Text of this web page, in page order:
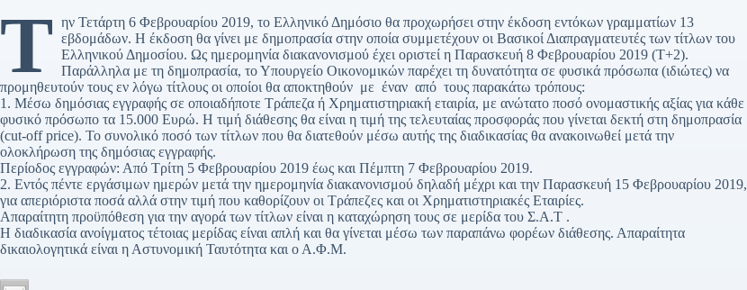
Τ ην Τετάρτη 6 Φεβρουαρίου 2019, το Ελληνικό Δημόσιο θα προχωρήσει στην έκδοση εντόκων γραμματίων 13
εβδομάδων. Η έκδοση θα γίνει με δημοπρασία στην οποία συμμετέχουν οι Βασικοί Διαπραγματευτές των τίτλων του
Ελληνικού Δημοσίου. Ως ημερομηνία διακανονισμού έχει οριστεί η Παρασκευή 8 Φεβρουαρίου 2019 (Τ+2).
Παράλληλα με τη δημοπρασία, το Υπουργείο Οικονομικών παρέχει τη δυνατότητα σε φυσικά πρόσωπα (ιδιώτες) να
προμηθευτούν τους εν λόγω τίτλους οι οποίοι θα αποκτηθούν με έναν από τους παρακάτω τρόπους:
1. Μέσω δημόσιας εγγραφής σε οποιαδήποτε Τράπεζα ή Χρηματιστηριακή εταιρία, με ανώτατο ποσό ονομαστικής αξίας για κάθε
φυσικό πρόσωπο τα 15.000 Ευρώ. Η τιμή διάθεσης θα είναι η τιμή της τελευταίας προσφοράς που γίνεται δεκτή στη δημοπρασία
(cut-off price). Το συνολικό ποσό των τίτλων που θα διατεθούν μέσω αυτής της διαδικασίας θα ανακοινωθεί μετά την
ολοκλήρωση της δημόσιας εγγραφής.
Περίοδος εγγραφών: Από Τρίτη 5 Φεβρουαρίου 2019 έως και Πέμπτη 7 Φεβρουαρίου 2019.
2. Εντός πέντε εργάσιμων ημερών μετά την ημερομηνία διακανονισμού δηλαδή μέχρι και την Παρασκευή 15 Φεβρουαρίου 2019,
για απεριόριστα ποσά αλλά στην τιμή που καθορίζουν οι Τράπεζες και οι Χρηματιστηριακές Εταιρίες.
Απαραίτητη προϋπόθεση για την αγορά των τίτλων είναι η καταχώρηση τους σε μερίδα του Σ.Α.Τ .
Η διαδικασία ανοίγματος τέτοιας μερίδας είναι απλή και θα γίνεται μέσω των παραπάνω φορέων διάθεσης. Απαραίτητα
δικαιολογητικά είναι η Αστυνομική Ταυτότητα και ο Α.Φ.Μ.